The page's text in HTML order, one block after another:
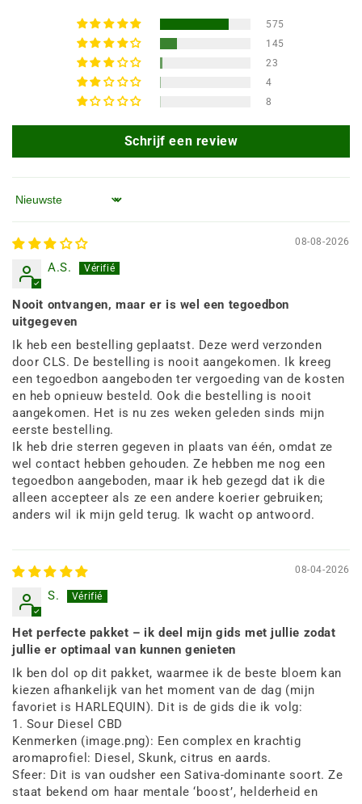
575
145
23
4
8
Schrijf een review
Sorteren op
08-08-2026
A.S.
Nooit ontvangen, maar er is wel een tegoedbon
uitgegeven
Ik heb een bestelling geplaatst. Deze werd verzonden
door CLS. De bestelling is nooit aangekomen. Ik kreeg
een tegoedbon aangeboden ter vergoeding van de kosten
en heb opnieuw besteld. Ook die bestelling is nooit
aangekomen. Het is nu zes weken geleden sinds mijn
eerste bestelling.
Ik heb drie sterren gegeven in plaats van één, omdat ze
wel contact hebben gehouden. Ze hebben me nog een
tegoedbon aangeboden, maar ik heb gezegd dat ik die
alleen accepteer als ze een andere koerier gebruiken;
anders wil ik mijn geld terug. Ik wacht op antwoord.
08-04-2026
S.
Het perfecte pakket – ik deel mijn gids met jullie zodat
jullie er optimaal van kunnen genieten
Ik ben dol op dit pakket, waarmee ik de beste bloem kan
kiezen afhankelijk van het moment van de dag (mijn
favoriet is HARLEQUIN). Dit is de gids die ik volg:
1. Sour Diesel CBD
Kenmerken (image.png): Een complex en krachtig
aromaprofiel: Diesel, Skunk, citrus en aards.
Sfeer: Dit is van oudsher een Sativa-dominante soort. Ze
staat bekend om haar mentale ‘boost’, helderheid en